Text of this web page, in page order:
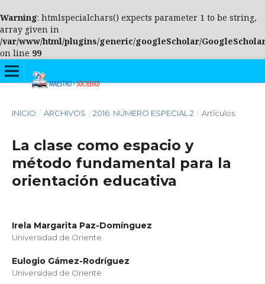
Warning: htmlspecialchars() expects parameter 1 to be string,
array given in
/var/www/html/plugins/generic/googleScholar/
on line 99
INICIO / ARCHIVOS / 2016: NÚMERO ESPECIAL 2 / Artículos
La clase como espacio y
método fundamental para la
orientación educativa
Irela Margarita Paz-Domínguez
Universidad de Oriente
Eulogio Gámez-Rodríguez
Universidad de Oriente